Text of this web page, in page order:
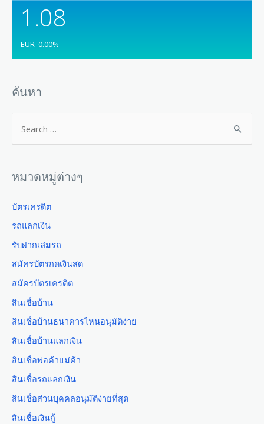
1.08
EUR 0.00%
ค้นหา
หมวดหมู่ต่างๆ
บัตรเครดิต
รถแลกเงิน
รับฝากเล่มรถ
สมัครบัตรกดเงินสด
สมัครบัตรเครดิต
สินเชื่อบ้าน
สินเชื่อบ้านธนาคารไหนอนุมัติง่าย
สินเชื่อบ้านแลกเงิน
สินเชื่อพ่อค้าแม่ค้า
สินเชื่อรถแลกเงิน
สินเชื่อส่วนบุคคลอนุมัติง่ายที่สุด
สินเชื่อเงินกู้